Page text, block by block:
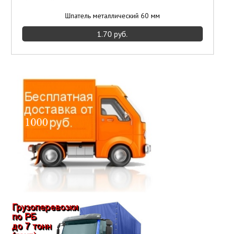
Шпатель металлический 60 мм
1.70 руб.